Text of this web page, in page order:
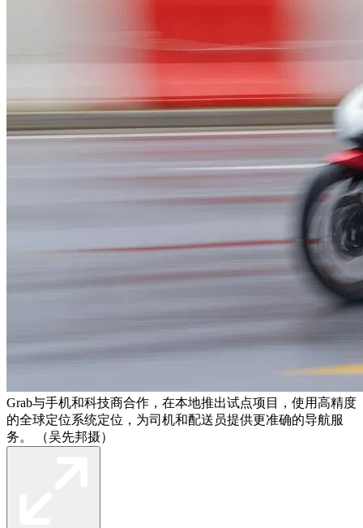
Grab与手机和科技商合作，在本地推出试点项目，使用高精度
的全球定位系统定位，为司机和配送员提供更准确的导航服
务。 （吴先邦摄）